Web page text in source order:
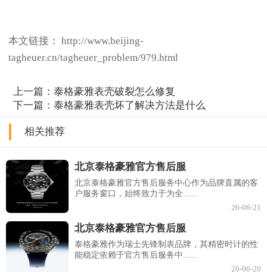
本文链接： http://www.beijing-
tagheuer.cn/tagheuer_problem/979.html
上一篇：泰格豪雅表壳破裂怎么修复
下一篇：泰格豪雅表壳坏了解决方法是什么
相关推荐
北京泰格豪雅官方售后服
北京泰格豪雅官方售后服务中心作为品牌直属的客
户服务窗口，始终致力于为全......
26-06-21
北京泰格豪雅官方售后服
泰格豪雅作为瑞士先锋制表品牌，其精密时计的性
能稳定依赖于官方售后服务中......
26-06-20